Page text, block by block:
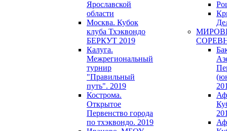
Ярославской
области
Москва. Кубок
клуба Тхэквондо
БЕРКУТ 2019
Калуга.
Межрегиональный
турнир
"Правильный
путь". 2019
Кострома.
Открытое
Первенство города
по тхэквондо. 2019